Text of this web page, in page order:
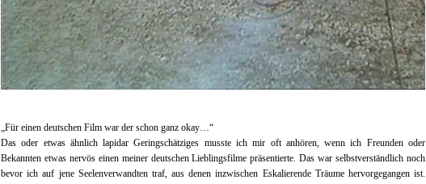
„Für einen deutschen Film war der schon ganz okay…“
Das oder etwas ähnlich lapidar Geringschätziges musste ich mir oft anhören, wenn ich Freunden oder
Bekannten etwas nervös einen meiner deutschen Lieblingsfilme präsentierte.Das war selbstverständlich noch
bevor ich auf jene Seelenverwandten traf, aus denen inzwischen Eskalierende Träume hervorgegangen ist.